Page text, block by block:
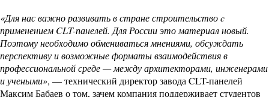
«Для нас важно развивать в стране строительство c
применением CLT-панелей. Для России это материал новый.
Поэтому необходимо обмениваться мнениями, обсуждать
перспективу и возможные форматы взаимодействия в
профессиональной среде — между архитекторами, инженерами
и учеными», — технический директор завода CLT-панелей
Максим Бабаев о том, зачем компания поддерживает студентов